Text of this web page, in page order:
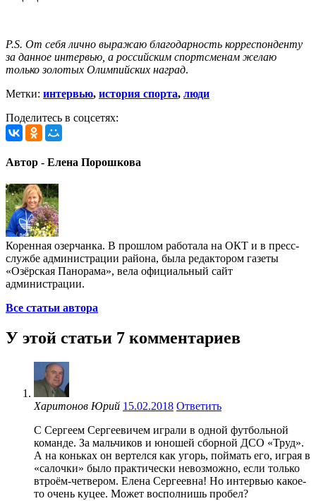
P.S. От себя лично выражаю благодарность корреспонденту
за данное интервью, а российским спортсменам желаю
только золотых Олимпийских наград.
Метки: интервью, история спорта, люди
Поделитесь в соцсетях:
Автор - Елена Порошкова
Коренная озерчанка. В прошлом работала на ОКТ и в пресс-
службе администрации района, была редактором газеты
«Озёрская Панорама», вела официальный сайт
администрации.
Все статьи автора
У этой статьи 7 комментариев
Харитонов Юрий 15.02.2018 Ответить
С Сергеем Сергеевичем играли в одной футбольной
команде. За мальчиков и юношей сборной ДСО «Труд».
А на коньках он вертелся как угорь, поймать его, играя в
«салочки» было практически невозможно, если только
втроём-четвером. Елена Сергеевна! Но интервью какое-
то очень куцее. Может восполнишь пробел?